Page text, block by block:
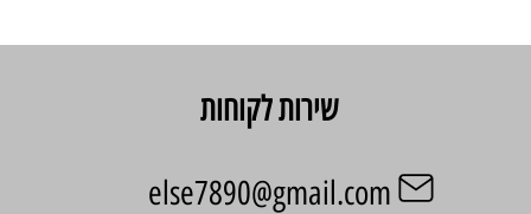
שירות לקוחות
else7890@gmail.com